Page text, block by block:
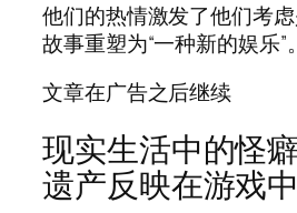
他们的热情激发了他们考
故事重塑为“一种新的娱乐”。
文章在广告之后继续
现实生活中的怪
遗产反映在游戏中